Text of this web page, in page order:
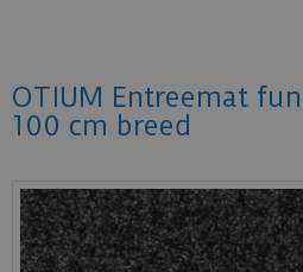
OTIUM Entreemat
100 cm breed